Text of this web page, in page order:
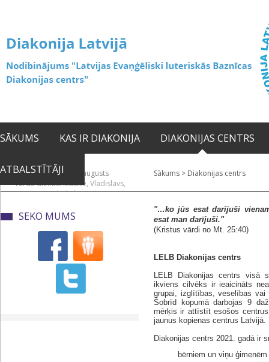
SĀKUMS KAS IR DIAKONIJA DIAKONIJAS CENTRS
ATBALSTĪTĀJI2026. gada 08. augusts
Vārda dienas: Mudīte, Vladislavs,
Vladislava
Sākums > Diakonijas centrs
SEKO MUMS
"…ko jūs esat darījuši
esat man darījuši."
(Kristus vārdi no Mt. 25:40)
LELB Diakonijas centrs
LELB Diakonijas centrs visā
ikviens cilvēks ir ieaicināts
grupai, izglītības, veselības vai
Šobrīd kopumā darbojas 9
mērķis ir attīstīt esošos
jaunus kopienas centrus Latvijā.
Diakonijas centrs 2021. gadā ir
bērniem un viņu